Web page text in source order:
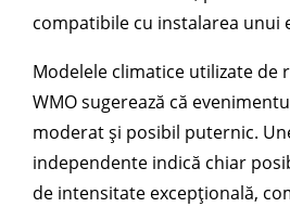
compatibile cu instalarea unui
Modelele climatice utilizate de
WMO sugerează că
moderat și posibil puternic.
independente indică chiar
de intensitate excepțională,